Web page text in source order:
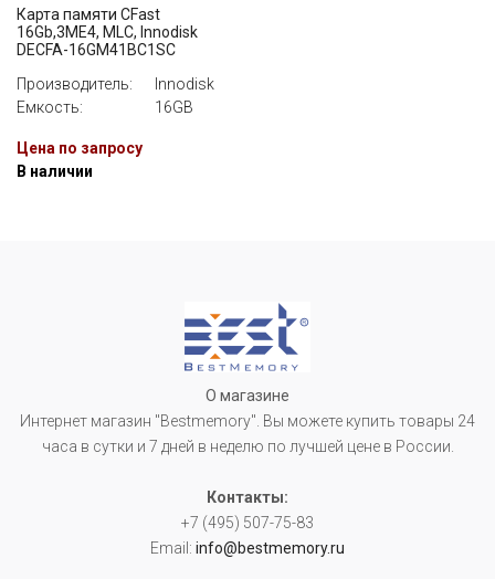
Карта памяти CFast
16Gb,3ME4, MLC, Innodisk
DECFA-16GM41BC1SC
Производитель:
Innodisk
Емкость:
16GB
Цена по запросу
В наличии
О магазине
Интернет магазин "Bestmemory". Вы можете купить товары 24
часа в сутки и 7 дней в неделю по лучшей цене в России.
Контакты:
+7 (495) 507-75-83
Email: info@bestmemory.ru